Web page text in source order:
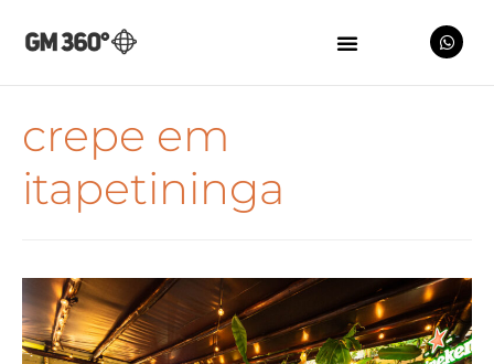
crepe em
itapetininga